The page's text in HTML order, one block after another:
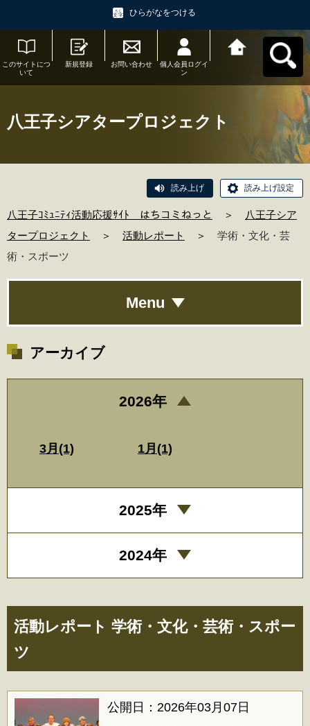
ひらがなをつける
このサイトにつ
いて
新規登録 お問い合わせ
個人会員ログイ
ン
八王子シアタープロジェクト
読み上げ 読み上げ設定
八王子ｺﾐｭﾆﾃｨ活動応援ｻｲﾄ はちコミねっと ＞
八王子シア
タープロジェクト
＞ 活動レポート ＞
学術・文化・芸
術・スポーツ
活動レポート 学術・文化・芸術・スポー
ツ
公開日：2026年03月07日
Menu
アーカイブ
2026年
3月(1) 1月(1)
2025年
2024年